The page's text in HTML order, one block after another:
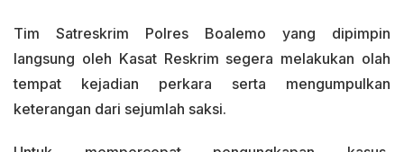
Tim Satreskrim Polres Boalemo yang dipimpin
langsung oleh Kasat Reskrim segera melakukan olah
tempat kejadian perkara serta mengumpulkan
keterangan dari sejumlah saksi.